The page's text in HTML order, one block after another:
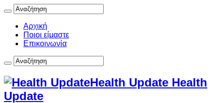
Αρχική
Ποιοι είμαστε
Επικοινωνία
Health Update Health
Update